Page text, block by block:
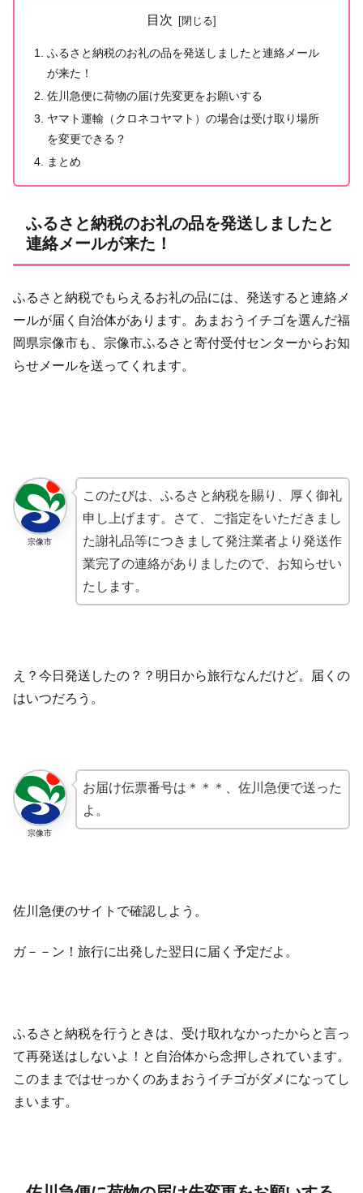
目次
ふるさと納税のお礼の品を発送しましたと連絡メール
が来た！
佐川急便に荷物の届け先変更をお願いする
ヤマト運輸（クロネコヤマト）の場合は受け取り場所
を変更できる？
まとめ
ふるさと納税のお礼の品を発送しましたと
連絡メールが来た！
ふるさと納税でもらえるお礼の品には、発送すると連絡メ
ールが届く自治体があります。あまおうイチゴを選んだ福
岡県宗像市も、宗像市ふるさと寄付受付センターからお知
らせメールを送ってくれます。
宗像市
このたびは、ふるさと納税を賜り、厚く御礼
申し上げます。さて、ご指定をいただきまし
た謝礼品等につきまして発注業者より発送作
業完了の連絡がありましたので、お知らせい
たします。
え？今日発送したの？？明日から旅行なんだけど。届くの
はいつだろう。
宗像市
お届け伝票番号は＊＊＊、佐川急便で送った
よ。
佐川急便のサイトで確認しよう。
ガ－－ン！旅行に出発した翌日に届く予定だよ。
ふるさと納税を行うときは、受け取れなかったからと言っ
て再発送はしないよ！と自治体から念押しされています。
このままではせっかくのあまおうイチゴがダメになってし
まいます。